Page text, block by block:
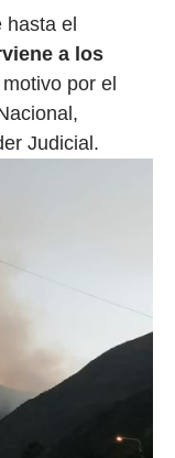
hasta el
a los
motivo por el
Judicial.